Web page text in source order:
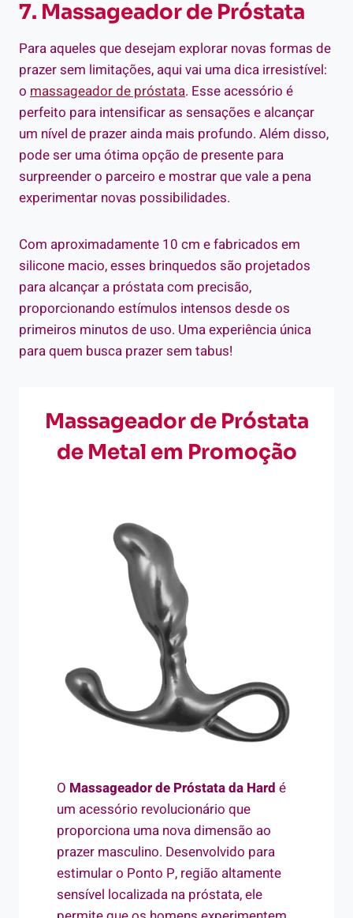
7. Massageador de Próstata
Para aqueles que desejam explorar novas formas de
prazer sem limitações, aqui vai uma dica irresistível:
o massageador de próstata. Esse acessório é
perfeito para intensificar as sensações e alcançar
um nível de prazer ainda mais profundo. Além disso,
pode ser uma ótima opção de presente para
surpreender o parceiro e mostrar que vale a pena
experimentar novas possibilidades.
Com aproximadamente 10 cm e fabricados em
silicone macio, esses brinquedos são projetados
para alcançar a próstata com precisão,
proporcionando estímulos intensos desde os
primeiros minutos de uso. Uma experiência única
para quem busca prazer sem tabus!
Massageador de Próstata
de Metal em Promoção
O Massageador de Próstata da Hard é
um acessório revolucionário que
proporciona uma nova dimensão ao
prazer masculino. Desenvolvido para
estimular o Ponto P, região altamente
sensível localizada na próstata, ele